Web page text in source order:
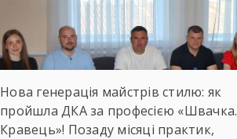
Нова генерація майстрів стилю: як
пройшла ДКА за професією «Швачка.
Кравець»! Позаду місяці практик,